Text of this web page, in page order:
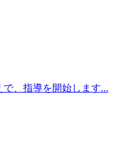
、指導を開始します...